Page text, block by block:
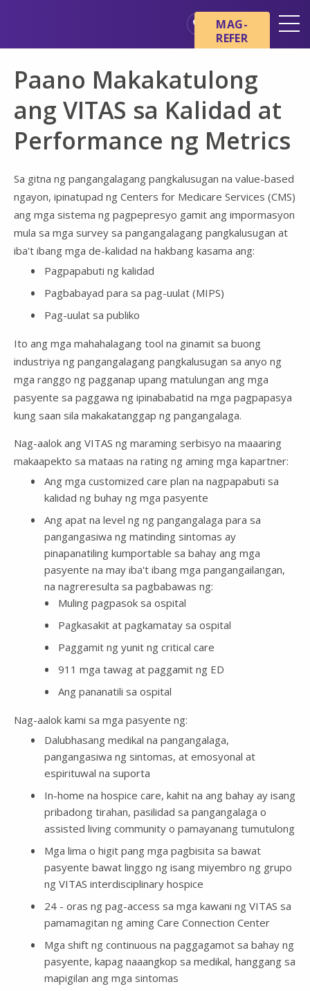
Mga Pangunahing Kaalaman
tungkol sa Hospice
Ang aming mga Serbisyo
Healthcare Professionals
Pamilya at Mga Tagapag-
alaga
MAG-
REFER
Paano Makakatulong
ang VITAS sa Kalidad at
Performance ng Metrics
Sa gitna ng pangangalagang pangkalusugan na value-based
ngayon, ipinatupad ng Centers for Medicare Services (CMS)
ang mga sistema ng pagpepresyo gamit ang impormasyon
mula sa mga survey sa pangangalagang pangkalusugan at
iba't ibang mga de-kalidad na hakbang kasama ang:
Pagpapabuti ng kalidad
Pagbabayad para sa pag-uulat (MIPS)
Pag-uulat sa publiko
Ito ang mga mahahalagang tool na ginamit sa buong
industriya ng pangangalagang pangkalusugan sa anyo ng
mga ranggo ng pagganap upang matulungan ang mga
pasyente sa paggawa ng ipinababatid na mga pagpapasya
kung saan sila makakatanggap ng pangangalaga.
Nag-aalok ang VITAS ng maraming serbisyo na maaaring
makaapekto sa mataas na rating ng aming mga kapartner:
Ang mga customized care plan na nagpapabuti sa
kalidad ng buhay ng mga pasyente
Ang apat na level ng ng pangangalaga para sa
pangangasiwa ng matinding sintomas ay
pinapanatiling kumportable sa bahay ang mga
pasyente na may iba't ibang mga pangangailangan,
na nagreresulta sa pagbabawas ng:
Muling pagpasok sa ospital
Pagkasakit at pagkamatay sa ospital
Paggamit ng yunit ng critical care
911 mga tawag at paggamit ng ED
Ang pananatili sa ospital
Nag-aalok kami sa mga pasyente ng:
Dalubhasang medikal na pangangalaga,
pangangasiwa ng sintomas, at emosyonal at
espirituwal na suporta
In-home na hospice care, kahit na ang bahay ay isang
pribadong tirahan, pasilidad sa pangangalaga o
assisted living community o pamayanang tumutulong
Mga lima o higit pang mga pagbisita sa bawat
pasyente bawat linggo ng isang miyembro ng grupo
ng VITAS interdisciplinary hospice
24 - oras ng pag-access sa mga kawani ng VITAS sa
pamamagitan ng aming Care Connection Center
Mga shift ng continuous na paggagamot sa bahay ng
pasyente, kapag naaangkop sa medikal, hanggang sa
mapigilan ang mga sintomas